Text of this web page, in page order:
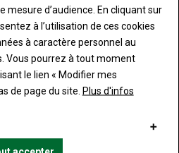
UN COMPTE
formule et créez votre
à tout Terre de
un compte
mesure d’audience. En cliquant sur
à l’utilisation de ces cookies
à caractère personnel au
Vous pourrez à tout moment
le lien « Modifier mes
de page du site. Plus d'infos